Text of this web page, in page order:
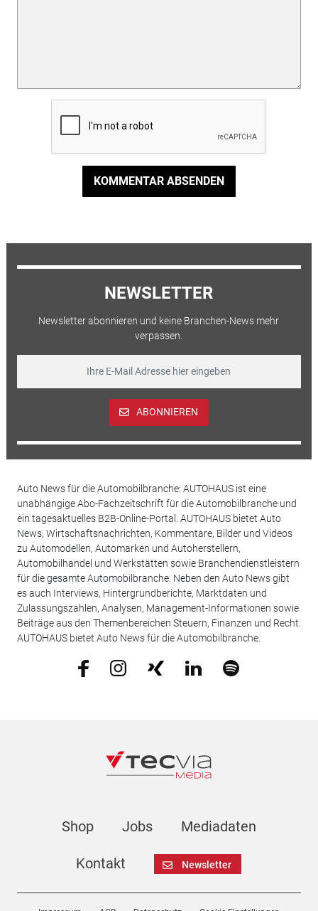
KOMMENTAR ABSENDEN
NEWSLETTER
Newsletter abonnieren und keine Branchen-News mehr
verpassen.
ABONNIEREN
Auto News für die Automobilbranche: AUTOHAUS ist eine
unabhängige Abo-Fachzeitschrift für die Automobilbranche und
ein tagesaktuelles B2B-Online-Portal. AUTOHAUS bietet Auto
News, Wirtschaftsnachrichten, Kommentare, Bilder und Videos
zu Automodellen, Automarken und Autoherstellern,
Automobilhandel und Werkstätten sowie Branchendienstleistern
für die gesamte Automobilbranche. Neben den Auto News gibt
es auch Interviews, Hintergrundberichte, Marktdaten und
Zulassungszahlen, Analysen, Management-Informationen sowie
Beiträge aus den Themenbereichen Steuern, Finanzen und Recht.
AUTOHAUS bietet Auto News für die Automobilbranche.
Shop Jobs Mediadaten
Kontakt Newsletter